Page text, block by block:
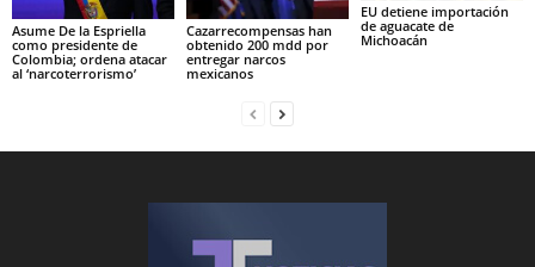
Asume De la Espriella
como presidente de
Colombia; ordena atacar
al ‘narcoterrorismo’
Cazarrecompensas han
obtenido 200 mdd por
entregar narcos
mexicanos
EU detiene importación
de aguacate de
Michoacán